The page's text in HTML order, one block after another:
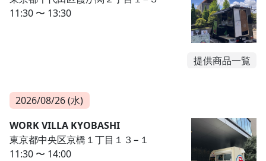
11:30 〜 13:30
提供商品一覧
2026/08/26 (水)
WORK VILLA KYOBASHI
東京都中央区京橋１丁目１３−１
11:30 〜 14:00